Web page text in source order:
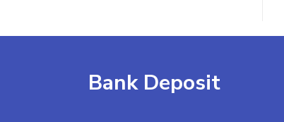
Bank Deposit